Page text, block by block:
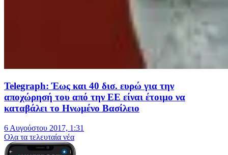
Telegraph: Έως και 40 δισ. ευρώ για την
αποχώρησή του από την ΕΕ είναι έτοιμο να
καταβάλει το Ηνωμένο Βασίλειο
6 Αυγούστου 2017, 1:31
Oλα τα τελευταία νέα